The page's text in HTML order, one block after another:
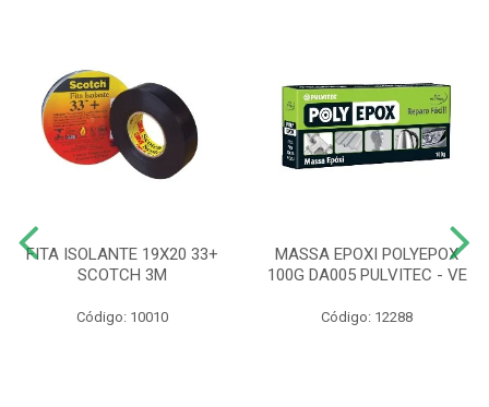
FITA ISOLANTE 19X20 33+
SCOTCH 3M
Código: 10010
MASSA EPOXI POLYEPOX
100G DA005 PULVITEC - VE
Código: 12288